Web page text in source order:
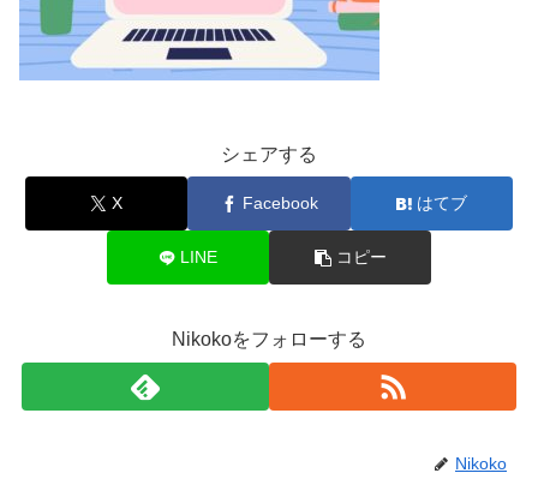
シェアする
X Facebook はてブ
LINE コピー
Nikokoをフォローする
Nikoko